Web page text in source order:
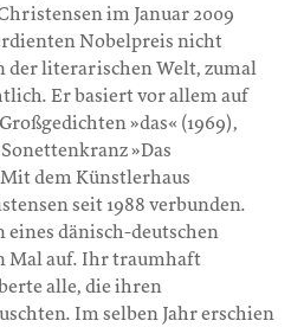
im Januar 2009
Nobelpreis nicht
der literarischen Welt, zumal
Er basiert vor allem auf
»das« (1969),
»Das
dem Künstlerhaus
seit 1988 verbunden.
eines dänisch-deutschen
Mal auf. Ihr traumhaft
alle, die ihren
Im selben Jahr erschien